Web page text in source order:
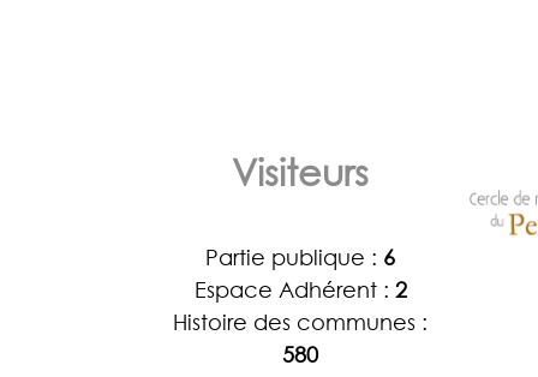
Visiteurs
Partie publique : 6
Espace Adhérent : 2
Histoire des communes :
580